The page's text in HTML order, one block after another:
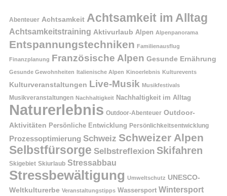
Abenteuer Achtsamkeit Achtsamkeit im Alltag
Achtsamkeitstraining Aktivurlaub Alpen Alpenpanorama
Entspannungstechniken Familienausflug
Finanzplanung Französische Alpen Gesunde Ernährung
Gesunde Gewohnheiten Italienische Alpen Kinoerlebnis Kulturevents
Kulturveranstaltungen Live-Musik Musikfestivals
Musikveranstaltungen Nachhaltigkeit Nachhaltigkeit im Alltag
Naturerlebnis Outdoor-Abenteuer Outdoor-
Aktivitäten Persönliche Entwicklung Persönlichkeitsentwicklung
Prozessoptimierung Schweiz Schweizer Alpen
Selbstfürsorge Selbstreflexion Skifahren
Skigebiet Skiurlaub Stressabbau
Stressbewältigung Umweltschutz UNESCO-
Weltkulturerbe Veranstaltungstipps Wassersport Wintersport